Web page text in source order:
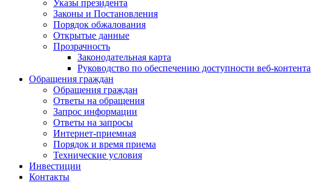
Указы президента
Законы и Постановления
Порядок обжалования
Открытые данные
Прозрачность
Законодательная карта
Руководство по обеспечению доступности веб-контента
Обращения граждан
Обращения граждан
Ответы на обращения
Запрос информации
Ответы на запросы
Интернет-приемная
Порядок и время приема
Технические условия
Инвестиции
Контакты